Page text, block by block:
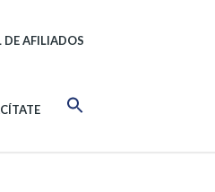
DE AFILIADOS